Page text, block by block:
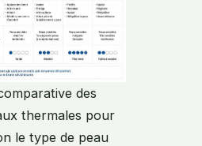
des
thermales pour
le type de peau